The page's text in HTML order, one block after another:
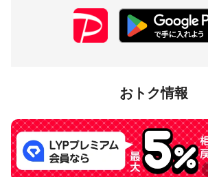
おトク情報